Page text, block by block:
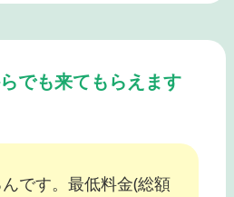
でも来てもらえます
です。最低料金(総額